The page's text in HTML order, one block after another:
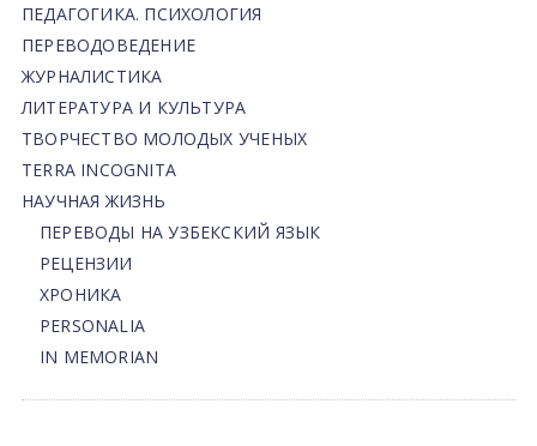
ПЕДАГОГИКА. ПСИХОЛОГИЯ
ПЕРЕВОДОВЕДЕНИЕ
ЖУРНАЛИСТИКА
ЛИТЕРАТУРА И КУЛЬТУРА
ТВОРЧЕСТВО МОЛОДЫХ УЧЕНЫХ
TERRA INCOGNITA
НАУЧНАЯ ЖИЗНЬ
ПЕРЕВОДЫ НА УЗБЕКСКИЙ ЯЗЫК
РЕЦЕНЗИИ
ХРОНИКА
PERSONALIA
IN MEMORIAN